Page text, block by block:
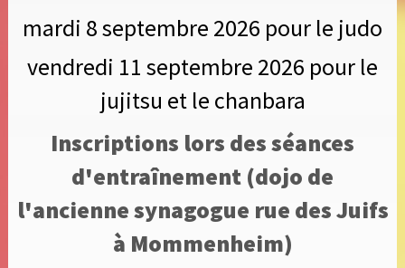
mardi 8 septembre 2026 pour le judo
vendredi 11 septembre 2026 pour le
jujitsu et le chanbara
Inscriptions lors des séances
d'entraînement (dojo de
l'ancienne synagogue rue des Juifs
à Mommenheim)